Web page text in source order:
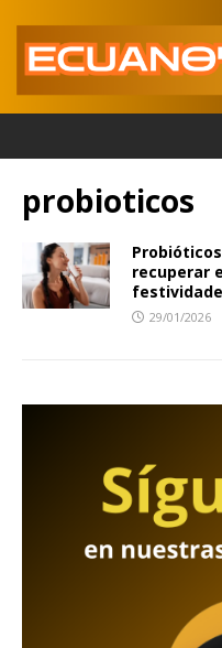
probioticos
recuperar
29/01/2026